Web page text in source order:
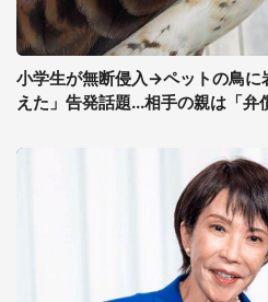
小学生が無断侵入→ペットの鳥に
えた」告発話題...相手の親は「弁